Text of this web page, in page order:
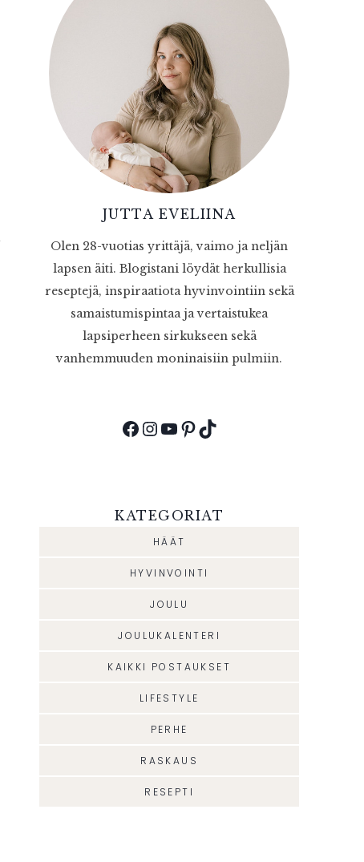
JUTTA EVELIINA
Olen 28-vuotias yrittäjä, vaimo ja neljän
lapsen äiti. Blogistani löydät herkullisia
reseptejä, inspiraatiota hyvinvointiin sekä
samaistumispintaa ja vertaistukea
lapsiperheen sirkukseen sekä
vanhemmuuden moninaisiin pulmiin.
Facebook
Instagram
YouTube
Pinterest
TikTok
KATEGORIAT
HÄÄT
HYVINVOINTI
JOULU
JOULUKALENTERI
KAIKKI POSTAUKSET
LIFESTYLE
PERHE
RASKAUS
RESEPTI